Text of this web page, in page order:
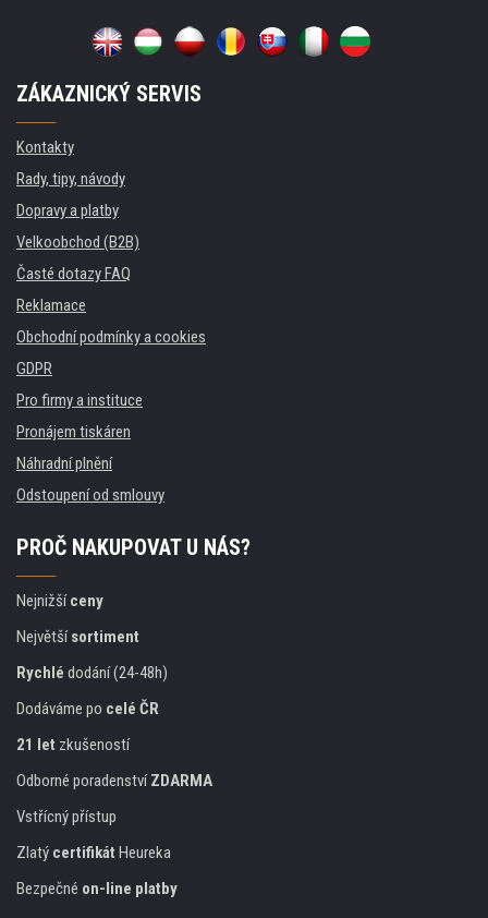
ZÁKAZNICKÝ SERVIS
Kontakty
Rady, tipy, návody
Dopravy a platby
Velkoobchod (B2B)
Časté dotazy FAQ
Reklamace
Obchodní podmínky a cookies
GDPR
Pro firmy a instituce
Pronájem tiskáren
Náhradní plnění
Odstoupení od smlouvy
PROČ NAKUPOVAT U NÁS?
Nejnižšíceny
Největšísortiment
Rychlé dodání (24-48h)
Dodáváme po celé ČR
21 let zkušeností
Odborné poradenstvíZDARMA
Vstřícný přístup
Zlatý certifikát Heureka
Bezpečné on-line platby